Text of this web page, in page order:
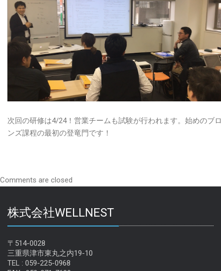
次回の研修は4/24！営業チームも試験が行われます。始めのブ
ンズ課程の最初の登竜門です！
Comments are closed
株式会社WELLNEST
〒514-0028
三重県津市東丸之内19-10
TEL : 059-225-0968